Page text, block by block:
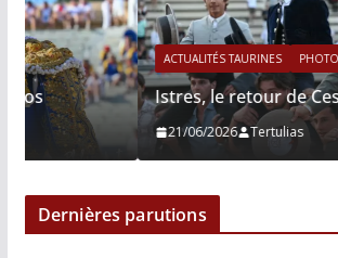
ACTUALITÉS TAURINES PHOTOS TAURINES 2026
Istres, le retour de Cesar Rincon en
21/06/2026 Tertulias
Dernières parutions